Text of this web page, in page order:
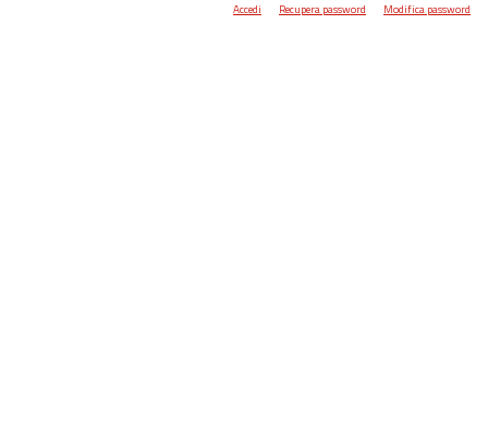
Accedi Recupera password Modifica password